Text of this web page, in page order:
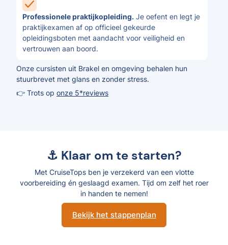
Professionele praktijkopleiding. Je oefent en legt je
praktijkexamen af op officieel gekeurde
opleidingsboten met aandacht voor veiligheid en
vertrouwen aan boord.
Onze cursisten uit Brakel en omgeving behalen hun
stuurbrevet met glans en zonder stress.
👉 Trots op onze 5*reviews
⚓ Klaar om te starten?
Met CruiseTops ben je verzekerd van een vlotte
voorbereiding én geslaagd examen. Tijd om zelf het roer
in handen te nemen!
Bekijk het stappenplan